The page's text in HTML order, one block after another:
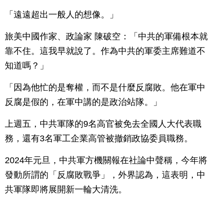
「遠遠超出一般人的想像。」
旅美中國作家、政論家 陳破空：「中共的軍備根本就
靠不住。這我早就說了。作為中共的軍委主席難道不
知道嗎？」
「因為他忙的是奪權，而不是什麼反腐敗。他在軍中
反腐是假的，在軍中講的是政治站隊。」
上週五，中共軍隊的9名高官被免去全國人大代表職
務，還有3名軍工企業高管被撤銷政協委員職務。
2024年元旦，中共軍方機關報在社論中聲稱，今年將
發動所謂的「反腐敗戰爭」，外界認為，這表明，中
共軍隊即將展開新一輪大清洗。